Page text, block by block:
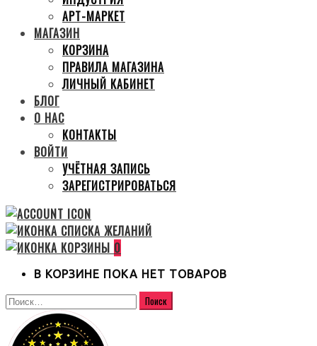
АРТ-МАРКЕТ
МАГАЗИН
КОРЗИНА
ПРАВИЛА МАГАЗИНА
ЛИЧНЫЙ КАБИНЕТ
БЛОГ
О НАС
КОНТАКТЫ
ВОЙТИ
УЧЁТНАЯ ЗАПИСЬ
ЗАРЕГИСТРИРОВАТЬСЯ
0
В КОРЗИНЕ ПОКА НЕТ ТОВАРОВ